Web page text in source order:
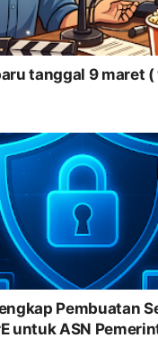
tanggal 9 maret (
Pembuatan
untuk ASN